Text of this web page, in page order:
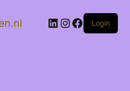
LinkedIn
Instagram
Facebook
Login